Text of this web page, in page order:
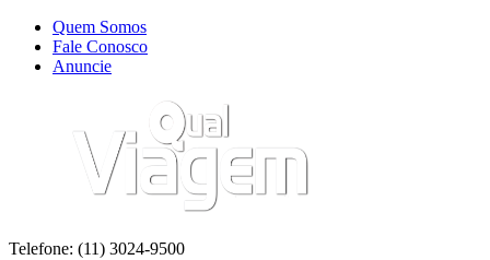
Quem Somos
Fale Conosco
Anuncie
Telefone: (11) 3024-9500